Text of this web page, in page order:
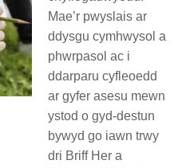
Mae’r pwyslais ar
ddysgu cymhwysol a
phwrpasol ac i
ddarparu cyfleoedd
ar gyfer asesu mewn
ystod o gyd-destun
bywyd go iawn trwy
dri Briff Her a